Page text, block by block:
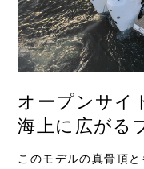
オープンサイ
海上に広がる
このモデルの真骨頂